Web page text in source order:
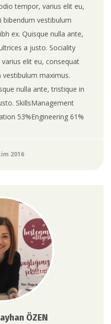
tempor, varius elit eu,
bibendum vestibulum
ex. Quisque nulla ante,
a justo. Sociality
elit eu, consequat
maximus.
nulla ante, tristique in
SkillsManagement
53%Engineering 61%
2016
ÖZEN